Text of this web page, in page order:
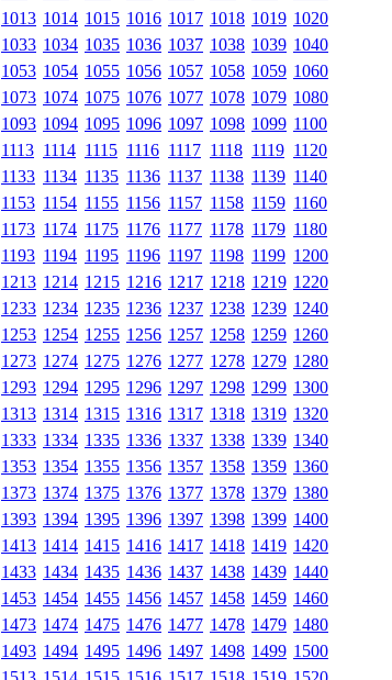
1013 1014 1015 1016 1017 1018 1019 1020
1033 1034 1035 1036 1037 1038 1039 1040
1053 1054 1055 1056 1057 1058 1059 1060
1073 1074 1075 1076 1077 1078 1079 1080
1093 1094 1095 1096 1097 1098 1099 1100
1113 1114 1115 1116 1117 1118 1119 1120
1133 1134 1135 1136 1137 1138 1139 1140
1153 1154 1155 1156 1157 1158 1159 1160
1173 1174 1175 1176 1177 1178 1179 1180
1193 1194 1195 1196 1197 1198 1199 1200
1213 1214 1215 1216 1217 1218 1219 1220
1233 1234 1235 1236 1237 1238 1239 1240
1253 1254 1255 1256 1257 1258 1259 1260
1273 1274 1275 1276 1277 1278 1279 1280
1293 1294 1295 1296 1297 1298 1299 1300
1313 1314 1315 1316 1317 1318 1319 1320
1333 1334 1335 1336 1337 1338 1339 1340
1353 1354 1355 1356 1357 1358 1359 1360
1373 1374 1375 1376 1377 1378 1379 1380
1393 1394 1395 1396 1397 1398 1399 1400
1413 1414 1415 1416 1417 1418 1419 1420
1433 1434 1435 1436 1437 1438 1439 1440
1453 1454 1455 1456 1457 1458 1459 1460
1473 1474 1475 1476 1477 1478 1479 1480
1493 1494 1495 1496 1497 1498 1499 1500